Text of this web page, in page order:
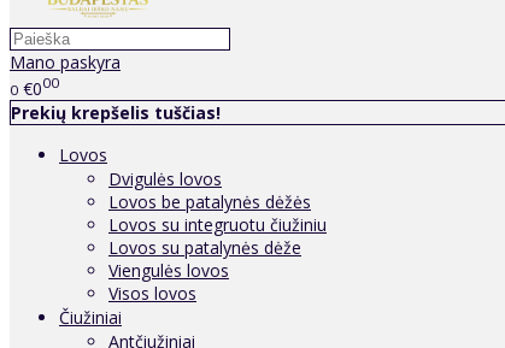
Mano paskyra
0 €000
Prekių krepšelis tuščias!
Lovos
Dvigulės lovos
Lovos be patalynės dėžės
Lovos su integruotu čiužiniu
Lovos su patalynės dėže
Viengulės lovos
Visos lovos
Čiužiniai
Antčiužiniai